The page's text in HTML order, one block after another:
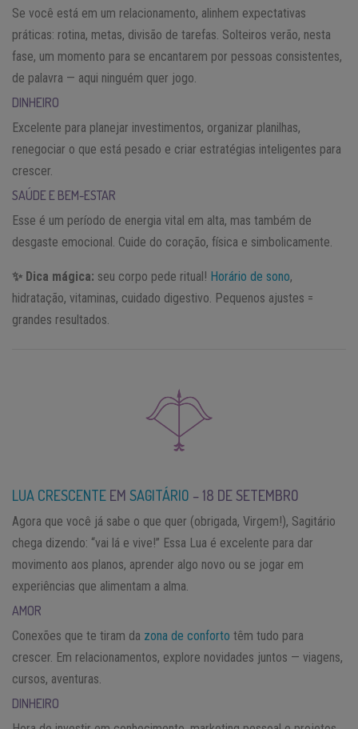
Se você está em um relacionamento, alinhem expectativas
práticas: rotina, metas, divisão de tarefas. Solteiros verão, nesta
fase, um momento para se encantarem por pessoas consistentes,
de palavra — aqui ninguém quer jogo.
DINHEIRO
Excelente para planejar investimentos, organizar planilhas,
renegociar o que está pesado e criar estratégias inteligentes para
crescer.
SAÚDE E BEM-ESTAR
Esse é um período de energia vital em alta, mas também de
desgaste emocional. Cuide do coração, física e simbolicamente.
✨ Dica mágica: seu corpo pede ritual! Horário de sono,
hidratação, vitaminas, cuidado digestivo. Pequenos ajustes =
grandes resultados.
LUA CRESCENTE EM SAGITÁRIO – 18 DE SETEMBRO
Agora que você já sabe o que quer (obrigada, Virgem!), Sagitário
chega dizendo: “vai lá e vive!” Essa Lua é excelente para dar
movimento aos planos, aprender algo novo ou se jogar em
experiências que alimentam a alma.
AMOR
Conexões que te tiram da zona de conforto têm tudo para
crescer. Em relacionamentos, explore novidades juntos — viagens,
cursos, aventuras.
DINHEIRO